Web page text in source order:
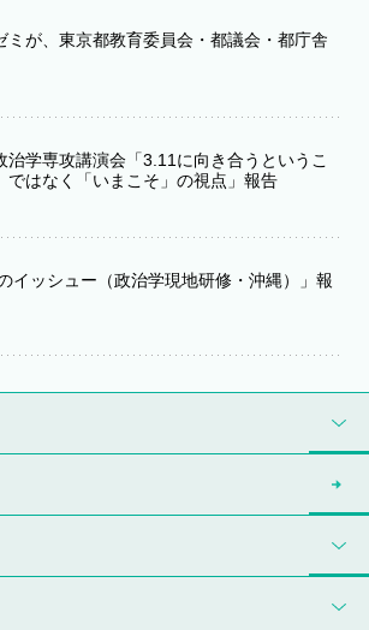
ミが、東京都教育委員会・都議会・都庁舎
治学専攻講演会「3.11に向き合うというこ
はなく「いまこそ」の視点」報告
イッシュー（政治学現地研修・沖縄）」報